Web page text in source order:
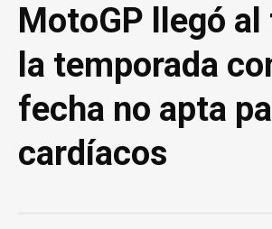
MotoGP llegó
la temporada
fecha no apta
cardíacos